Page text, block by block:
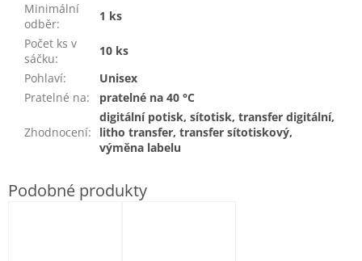
Minimální
odběr:
1 ks
Počet ks v
sáčku:
10 ks
Pohlaví:
Unisex
Pratelné na: pratelné na 40 °C
Zhodnocení:
digitální potisk, sítotisk, transfer digitální,
litho transfer, transfer sítotiskový,
výměna labelu